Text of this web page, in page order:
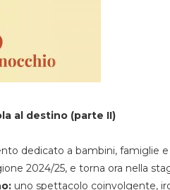
al destino (parte II)
dedicato a bambini, famiglie
2024/25, e torna ora nella
uno spettacolo coinvolgente,